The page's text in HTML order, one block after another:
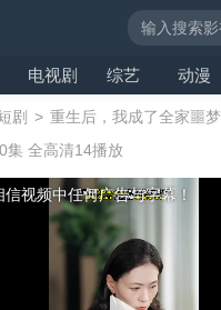
电视剧 综艺 动漫
剧 > 重生后，我成了全家噩梦
集 全高清14播放
视频中任何广告与字幕！